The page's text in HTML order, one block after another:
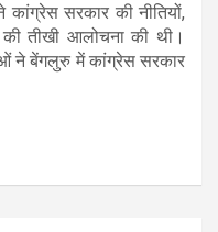
सरकार की नीतियों,
तीखी आलोचना की थी।
ने बेंगलुरु में कांग्रेस सरकार